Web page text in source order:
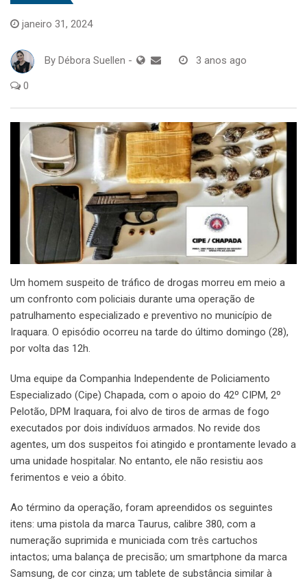
janeiro 31, 2024
By Débora Suellen - 3 anos ago
0
Um homem suspeito de tráfico de drogas morreu em meio a
um confronto com policiais durante uma operação de
patrulhamento especializado e preventivo no município de
Iraquara. O episódio ocorreu na tarde do último domingo (28),
por volta das 12h.
Uma equipe da Companhia Independente de Policiamento
Especializado (Cipe) Chapada, com o apoio do 42º CIPM, 2º
Pelotão, DPM Iraquara, foi alvo de tiros de armas de fogo
executados por dois indivíduos armados. No revide dos
agentes, um dos suspeitos foi atingido e prontamente levado a
uma unidade hospitalar. No entanto, ele não resistiu aos
ferimentos e veio a óbito.
Ao término da operação, foram apreendidos os seguintes
itens: uma pistola da marca Taurus, calibre 380, com a
numeração suprimida e municiada com três cartuchos
intactos; uma balança de precisão; um smartphone da marca
Samsung, de cor cinza; um tablete de substância similar à